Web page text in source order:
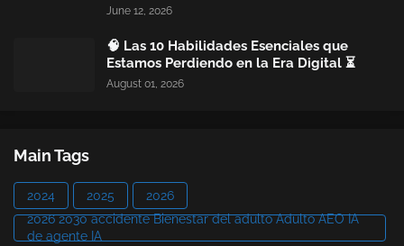
June 12, 2026
🧠 Las 10 Habilidades Esenciales que
Estamos Perdiendo en la Era Digital ⏳
August 01, 2026
Main Tags
2024 2025
2026
2026 2030 accidente Bienestar del adulto Adulto AEO IA
de agente IA